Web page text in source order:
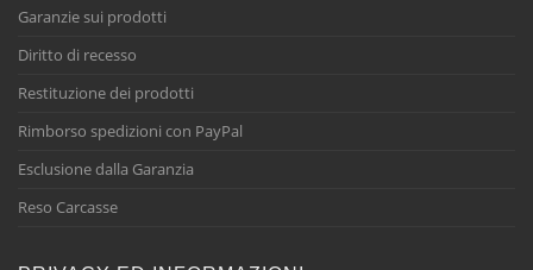
Garanzie sui prodotti
Diritto di recesso
Restituzione dei prodotti
Rimborso spedizioni con PayPal
Esclusione dalla Garanzia
Reso Carcasse